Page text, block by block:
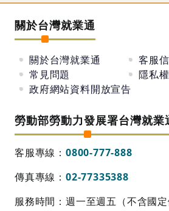
關於台灣就業通
關於台灣就業通
客服
常見問題
隱私
政府網站資料開放宣告
勞動部勞動力發展署台灣就業
客服專線： 0800-777-888
傳真專線： 02-77335388
服務時間：週一至週五（不含國定